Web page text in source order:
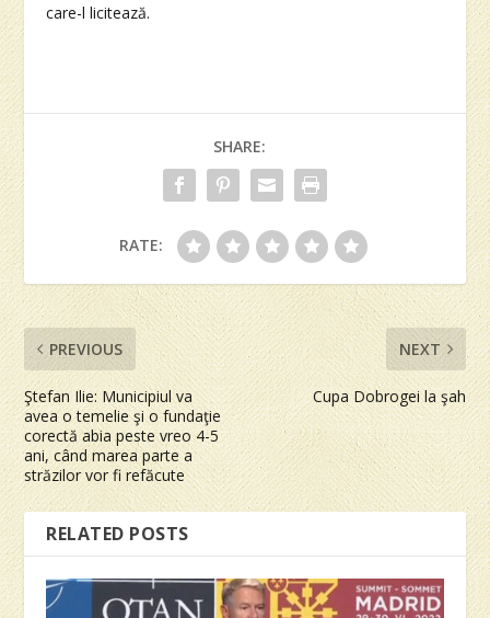
care-l licitează.
SHARE:
RATE:
PREVIOUS
Ştefan Ilie: Municipiul va
avea o temelie şi o fundaţie
corectă abia peste vreo 4-5
ani, când marea parte a
străzilor vor fi refăcute
NEXT
Cupa Dobrogei la şah
RELATED POSTS